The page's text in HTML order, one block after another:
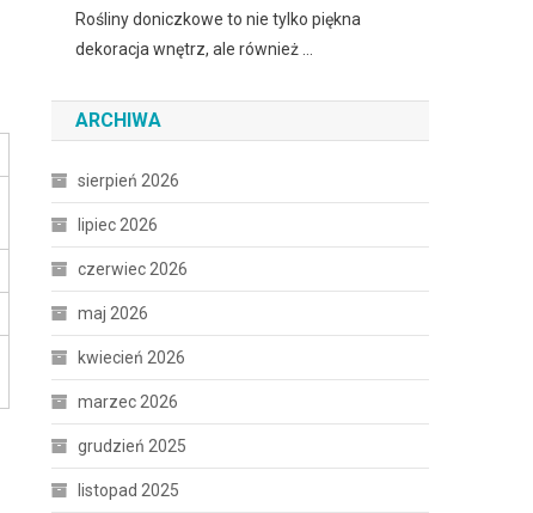
Rośliny doniczkowe to nie tylko piękna
dekoracja wnętrz, ale również …
ARCHIWA
sierpień 2026
lipiec 2026
czerwiec 2026
maj 2026
kwiecień 2026
marzec 2026
grudzień 2025
listopad 2025